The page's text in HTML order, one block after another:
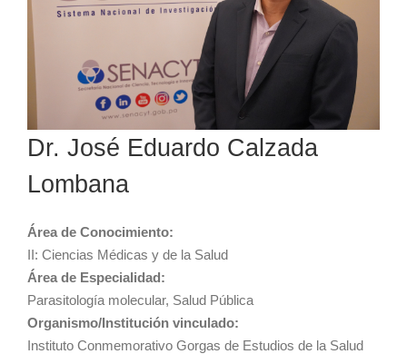
Dr. José Eduardo Calzada
Lombana
Área de Conocimiento:
II: Ciencias Médicas y de la Salud
Área de Especialidad:
Parasitología molecular, Salud Pública
Organismo/Institución vinculado:
Instituto Conmemorativo Gorgas de Estudios de la Salud